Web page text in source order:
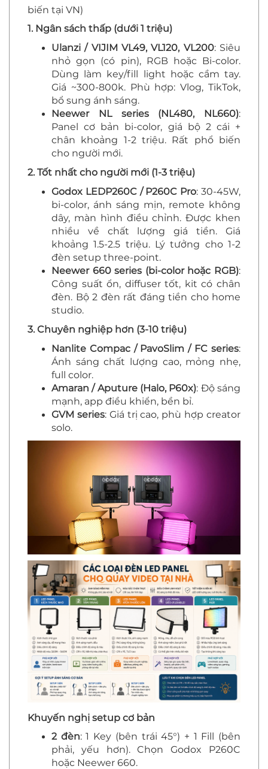
biến tại VN)
1. Ngân sách thấp (dưới 1 triệu)
Ulanzi / VIJIM VL49, VL120, VL200: Siêu
nhỏ gọn (có pin), RGB hoặc Bi-color.
Dùng làm key/fill light hoặc cầm tay.
Giá ~300-800k. Phù hợp: Vlog, TikTok,
bổ sung ánh sáng.
Neewer NL series (NL480, NL660):
Panel cơ bản bi-color, giá bộ 2 cái +
chân khoảng 1-2 triệu. Rất phổ biến
cho người mới.
2. Tốt nhất cho người mới (1-3 triệu)
Godox LEDP260C / P260C Pro: 30-45W,
bi-color, ánh sáng mịn, remote không
dây, màn hình điều chỉnh. Được khen
nhiều về chất lượng giá tiền. Giá
khoảng 1.5-2.5 triệu. Lý tưởng cho 1-2
đèn setup three-point.
Neewer 660 series (bi-color hoặc RGB):
Công suất ổn, diffuser tốt, kit có chân
đèn. Bộ 2 đèn rất đáng tiền cho home
studio.
3. Chuyên nghiệp hơn (3-10 triệu)
Nanlite Compac / PavoSlim / FC series:
Ánh sáng chất lượng cao, mỏng nhẹ,
full color.
Amaran / Aputure (Halo, P60x): Độ sáng
mạnh, app điều khiển, bền bỉ.
GVM series: Giá trị cao, phù hợp creator
solo.
Khuyến nghị setup cơ bản
2 đèn: 1 Key (bên trái 45°) + 1 Fill (bên
phải, yếu hơn). Chọn Godox P260C
hoặc Neewer 660.